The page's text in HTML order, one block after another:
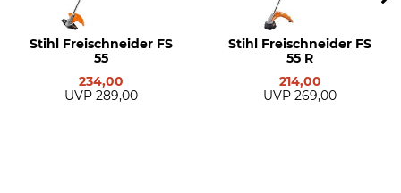
Stihl Freischneider FS
55
234,00
UVP 289,00
Stihl Freischneider FS
55 R
214,00
UVP 269,00